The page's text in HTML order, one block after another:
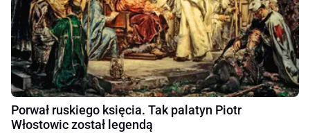
Porwał ruskiego księcia. Tak palatyn Piotr
Włostowic został legendą